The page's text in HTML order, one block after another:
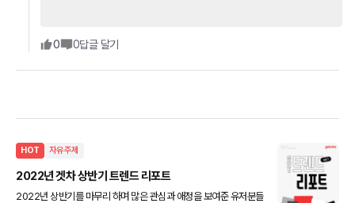
0 0답글 달기
HOT 자유주제
2022년 겟차 상반기 트렌드 리포트
2022년 상반기를 마무리 하며 많은 관심과 애정을 보여준 유저분들